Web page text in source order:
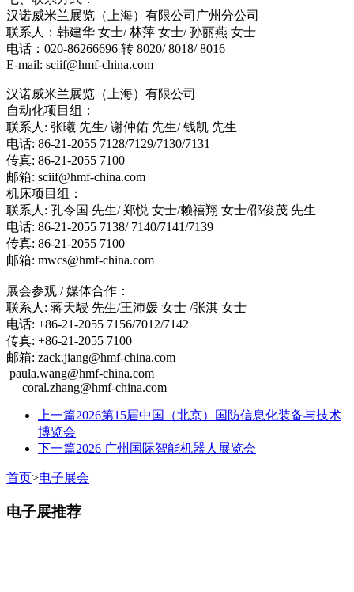
汉诺威米兰展览（上海）有限公司广州分公司
联系人：韩建华 女士/ 林萍 女士/ 孙丽燕 女士
电话：020-86266696 转 8020/ 8018/ 8016
E-mail: sciif@hmf-china.com
汉诺威米兰展览（上海）有限公司
自动化项目组：
联系人: 张曦 先生/ 谢仲佑 先生/ 钱凯 先生
电话: 86-21-2055 7128/7129/7130/7131
传真: 86-21-2055 7100
邮箱: sciif@hmf-china.com
机床项目组：
联系人: 孔令国 先生/ 郑悦 女士/赖禧翔 女士/邵俊茂 先生
电话: 86-21-2055 7138/ 7140/7141/7139
传真: 86-21-2055 7100
邮箱: mwcs@hmf-china.com
展会参观 / 媒体合作：
联系人: 蒋天駸 先生/王沛媛 女士 /张淇 女士
电话: +86-21-2055 7156/7012/7142
传真: +86-21-2055 7100
邮箱: zack.jiang@hmf-china.com
paula.wang@hmf-china.com
coral.zhang@hmf-china.com
上一篇2026第15届中国（北京）国防信息化装备与技术
博览会
下一篇2026 广州国际智能机器人展览会
首页>电子展会
电子展推荐